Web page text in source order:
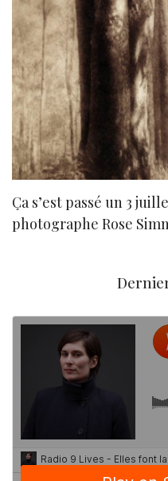
Ça s’est passé un 3
photographe Rose